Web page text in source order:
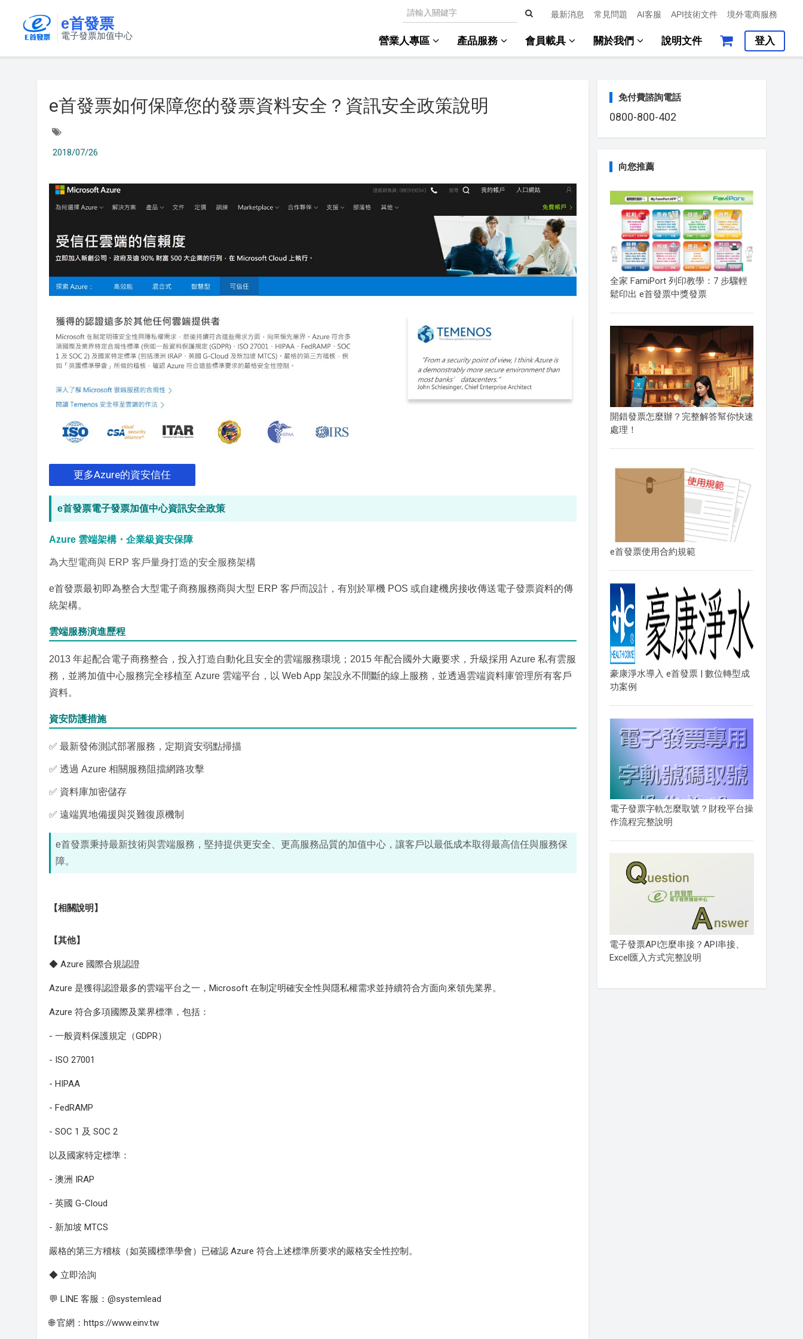
e首發票
電子發票加值中心
最新消息 常見問題 AI客服 API技術文件 境外電商服務
營業人專區 產品服務 會員載具 關於我們 說明文件 登入
e首發票如何保障您的發票資料安全？資訊安全政策說明
2018/07/26
更多Azure的資安信任
e首發票電子發票加值中心資訊安全政策
Azure 雲端架構・企業級資安保障
為大型電商與 ERP 客戶量身打造的安全服務架構
e首發票最初即為整合大型電子商務服務商與大型 ERP 客戶而設計，有別於單機 POS 或自建機房接收傳送電子發票資料的傳
統架構。
雲端服務演進歷程
2013 年起配合電子商務整合，投入打造自動化且安全的雲端服務環境；2015 年配合國外大廠要求，升級採用 Azure 私有雲服
務，並將加值中心服務完全移植至 Azure 雲端平台，以 Web App 架設永不間斷的線上服務，並透過雲端資料庫管理所有客戶
資料。
資安防護措施
✅ 最新發佈測試部署服務，定期資安弱點掃描
✅ 透過 Azure 相關服務阻擋網路攻擊
✅ 資料庫加密儲存
✅ 遠端異地備援與災難復原機制
e首發票秉持最新技術與雲端服務，堅持提供更安全、更高服務品質的加值中心，讓客戶以最低成本取得最高信任與服務保
障。
【相關說明】
【其他】
◆ Azure 國際合規認證
Azure 是獲得認證最多的雲端平台之一，Microsoft 在制定明確安全性與隱私權需求並持續符合方面向來領先業界。
Azure 符合多項國際及業界標準，包括：
- 一般資料保護規定（GDPR）
- ISO 27001
- HIPAA
- FedRAMP
- SOC 1 及 SOC 2
以及國家特定標準：
- 澳洲 IRAP
- 英國 G-Cloud
- 新加坡 MTCS
嚴格的第三方稽核（如英國標準學會）已確認 Azure 符合上述標準所要求的嚴格安全性控制。
◆ 立即洽詢
💬 LINE 客服：@systemlead
🌐 官網：https://www.einv.tw
免付費諮詢電話
0800-800-402
向您推薦
全家 FamiPort 列印教學：7 步驟輕
鬆印出 e首發票中獎發票
開錯發票怎麼辦？完整解答幫你快速
處理！
e首發票使用合約規範
豪康淨水導入 e首發票 | 數位轉型成
功案例
電子發票字軌怎麼取號？財稅平台操
作流程完整說明
電子發票API怎麼串接？API串接、
Excel匯入方式完整說明